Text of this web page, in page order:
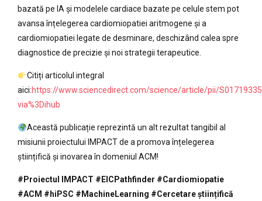
bazată pe IA și modelele cardiace bazate pe celule stem pot
avansa înțelegerea cardiomiopatiei aritmogene și a
cardiomiopatiei legate de desminare, deschizând calea spre
diagnostice de precizie și noi strategii terapeutice.
Citiți articolul integral
aici:https://www.sciencedirect.com/science/article/pii/
via%3Dihub
Această publicație reprezintă un alt rezultat tangibil al
misiunii proiectului IMPACT de a promova înțelegerea
științifică și inovarea în domeniul ACM!
#Proiectul IMPACT #EICPathfinder #Cardiomiopatie
#ACM #hiPSC #MachineLearning #Cercetare științifică